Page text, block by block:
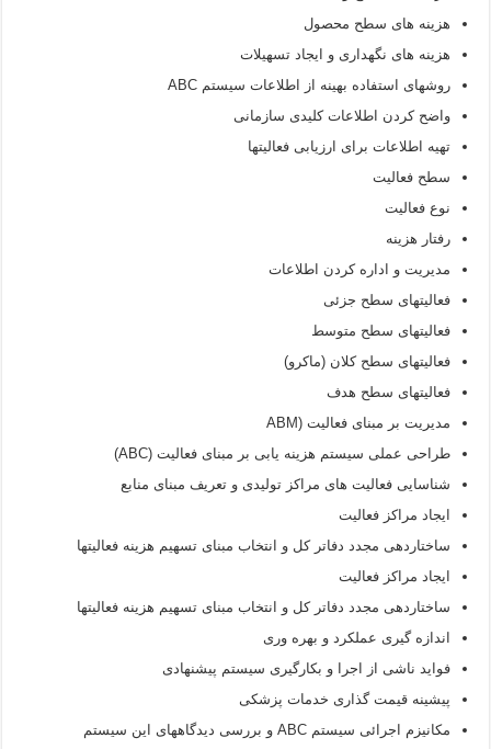
هزینه های سطح محصول
هزینه های نگهداری و ایجاد تسهیلات
روشهای استفاده بهینه از اطلاعات سیستم ABC
واضح کردن اطلاعات کلیدی سازمانی
تهیه اطلاعات برای ارزیابی فعالیتها
سطح فعالیت
نوع فعالیت
رفتار هزینه
مدیریت و اداره کردن اطلاعات
فعالیتهای سطح جزئی
فعالیتهای سطح متوسط
فعالیتهای سطح کلان (ماکرو)
فعالیتهای سطح هدف
مدیریت بر مبنای فعالیت (ABM
طراحی عملی سیستم هزینه یابی بر مبنای فعالیت (ABC)
شناسایی فعالیت های مراکز تولیدی و تعریف مبنای منابع
ایجاد مراکز فعالیت
ساختاردهی مجدد دفاتر کل و انتخاب مبنای تسهیم هزینه فعالیتها
ایجاد مراکز فعالیت
ساختاردهی مجدد دفاتر کل و انتخاب مبنای تسهیم هزینه فعالیتها
اندازه گیری عملکرد و بهره وری
فواید ناشی از اجرا و بکارگیری سیستم پیشنهادی
پیشینه قیمت گذاری خدمات پزشکی
مکانیزم اجرائی سیستم ABC و بررسی دیدگاههای این سیستم